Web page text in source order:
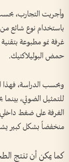
وأجريت التجارب،
باستخدام نوع شائع من
غرفة نمو مطبوعة
حمض البوليلاكتيك.
وبحسب الدراسة، فهذا
للتمثيل الضوئي،
الغرفة على ضغط
منخفضاً بشكل كبير
كما يمكن أن تنتج